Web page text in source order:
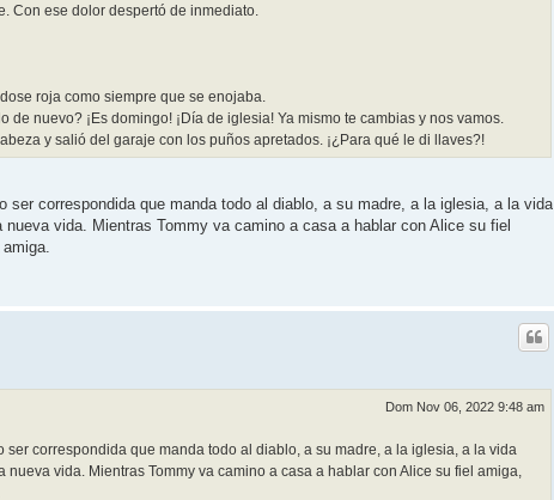
Con ese dolor despertó de inmediato.
roja como siempre que se enojaba.
nuevo? ¡Es domingo! ¡Día de iglesia! Ya mismo te cambias y nos vamos.
y salió del garaje con los puños apretados. ¡¿Para qué le di llaves?!
correspondida que manda todo al diablo, a su madre, a la iglesia, a la vida
vida. Mientras Tommy va camino a casa a hablar con Alice su fiel
Dom Nov 06, 2022 9:48 am
correspondida que manda todo al diablo, a su madre, a la iglesia, a la vida
vida. Mientras Tommy va camino a casa a hablar con Alice su fiel amiga,